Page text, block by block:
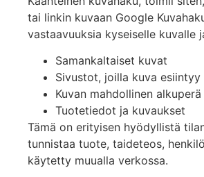
tai linkin kuvaan Google
vastaavuuksia kyseiselle kuvalle
Samankaltaiset kuvat
Sivustot, joilla kuva esiintyy
Kuvan mahdollinen alkuperä
Tuotetiedot ja kuvaukset
Tämä on erityisen hyödyllistä
tunnistaa tuote, taideteos,
käytetty muualla verkossa.